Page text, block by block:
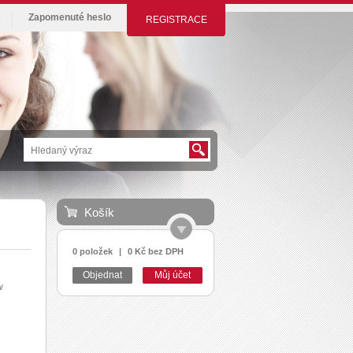
REGISTRACE
Zapomenuté heslo
Košík
0 položek | 0 Kč bez DPH
Objednat Můj účet